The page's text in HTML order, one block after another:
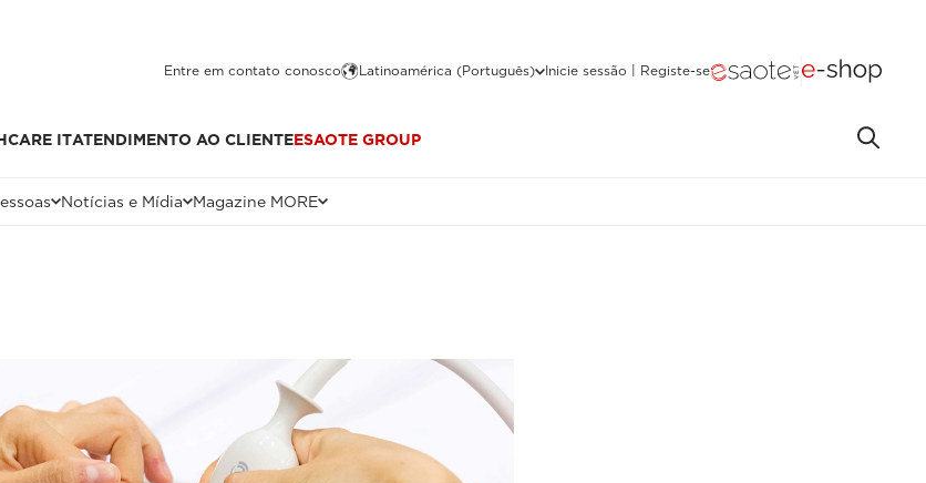
Entre em contato conosco Latinoamérica (Português) Inicie sessão | Registe-se
ITATENDIMENTO AO CLIENTEESAOTE GROUP
Notícias e Mídia Magazine MORE